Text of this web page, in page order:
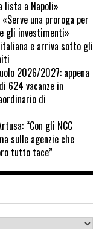
lista a Napoli»
una proroga per
gli investimenti»
e arriva sotto gli
2026/2027: appena
624 vacanze in
di
“Con gli NCC
sulle agenzie che
tutto tace”